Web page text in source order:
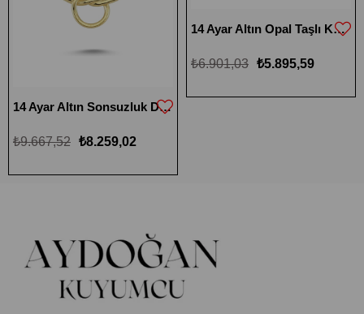
14 Ayar Altın Sonsuzluk Düğüm Kolye
₺8.259,02
₺9.667,52
14 Ayar Altın Opal Taşlı Kalpli Kolye
₺5.895,59
₺6.901,03